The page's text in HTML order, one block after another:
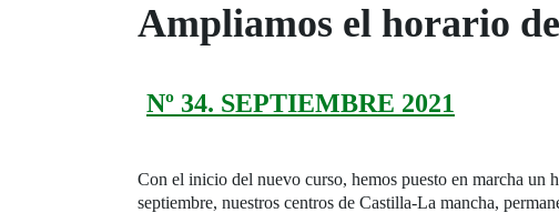
Ampliamos el horario
Nº 34. SEPTIEMBRE 2021
Con el inicio del nuevo curso, hemos puesto en marcha un
septiembre, nuestros centros de Castilla-La mancha,